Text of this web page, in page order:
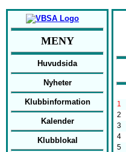
MENY
Huvudsida
Nyheter
Klubbinformation
Kalender
Klubblokal
1
2
3
4
5